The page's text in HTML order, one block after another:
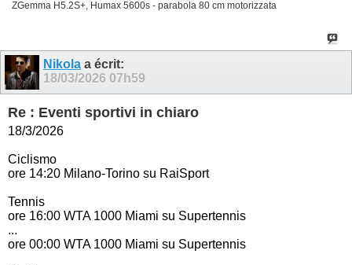
ZGemma H5.2S+, Humax 5600s - parabola 80 cm motorizzata
Nikola a écrit:
18/03/2026 07h59
Re : Eventi sportivi in chiaro
18/3/2026
Ciclismo
ore 14:20 Milano-Torino su RaiSport
Tennis
ore 16:00 WTA 1000 Miami su Supertennis
...
ore 00:00 WTA 1000 Miami su Supertennis